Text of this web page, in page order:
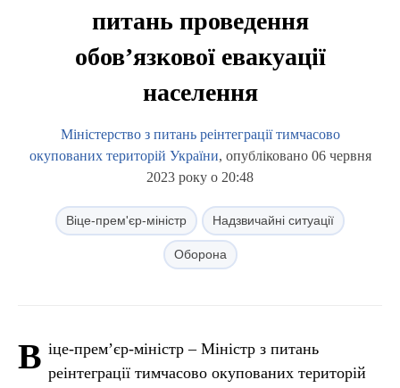
питань проведення
обов’язкової евакуації
населення
Міністерство з питань реінтеграції тимчасово
окупованих територій України, опубліковано 06 червня
2023 року о 20:48
Віце-прем'єр-міністр Надзвичайні ситуації
Оборона
В іце-прем’єр-міністр – Міністр з питань
реінтеграції тимчасово окупованих територій